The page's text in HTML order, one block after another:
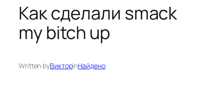
Как сделали smack
my bitch up
Written byВикторinНайдено